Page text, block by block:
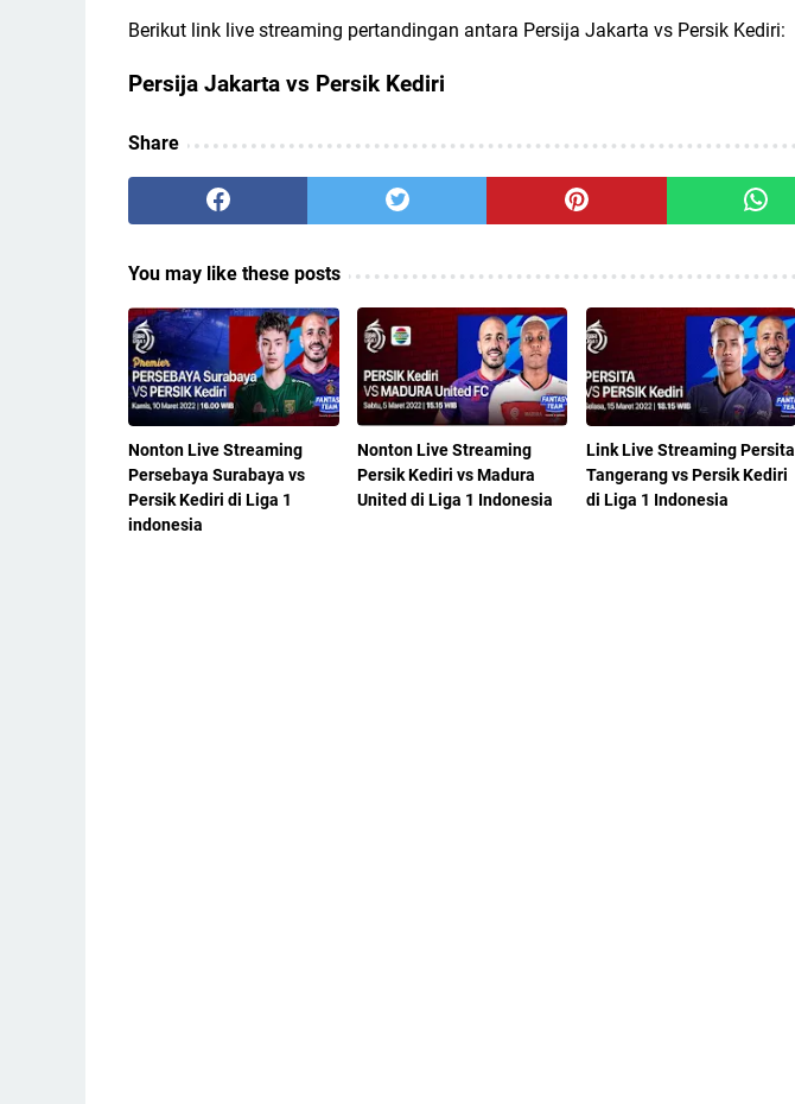
Berikut link live streaming pertandingan antara Persija Jakarta vs Persik Kediri:
Persija Jakarta vs Persik Kediri
Share
You may like these posts
Nonton Live Streaming
Persebaya Surabaya vs
Persik Kediri di Liga 1
indonesia
Nonton Live Streaming
Persik Kediri vs Madura
United di Liga 1 Indonesia
Link Live Streaming Persita
Tangerang vs Persik Kediri
di Liga 1 Indonesia